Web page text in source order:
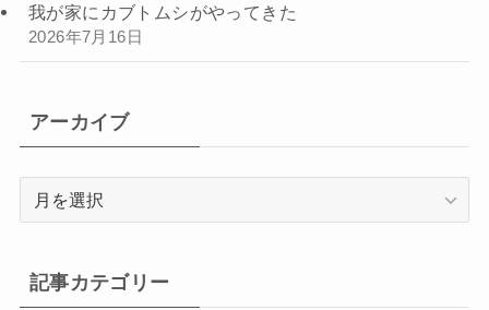
我が家にカブトムシがやってきた
2026年7月16日
アーカイブ
イ
ブ
記事カテゴリー